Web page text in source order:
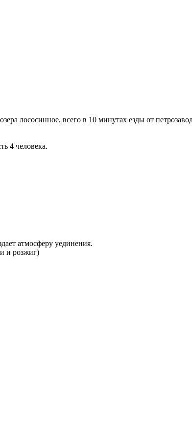
лососинное, всего в 10 минутах езды от
4 человека.
атмосферу уединения.
и розжиг)